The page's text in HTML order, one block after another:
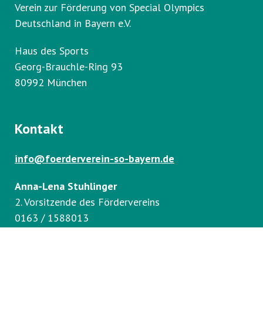
Verein zur Förderung von Special Olympics
Deutschland in Bayern e.V.
Haus des Sports
Georg-Brauchle-Ring 93
80992 München
Kontakt
info@foerderverein-so-bayern.de
Anna-Lena Stuhlinger
2. Vorsitzende des Fördervereins
0163 / 1588013